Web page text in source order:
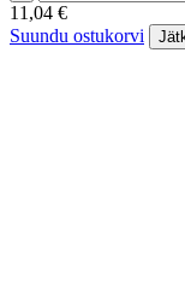
11,04 €
Suundu ostukorvi